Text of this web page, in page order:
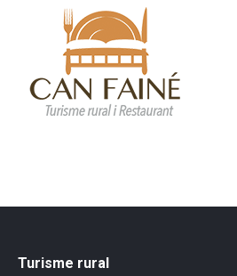
Turisme rural